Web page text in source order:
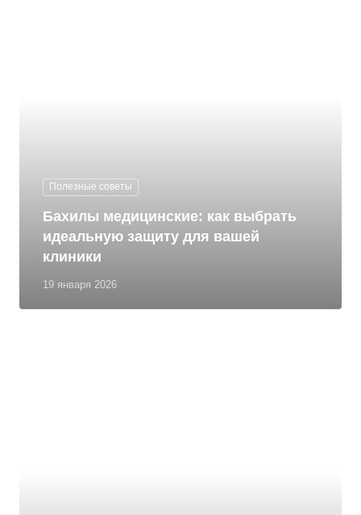
Полезные советы
19 января 2026
Бахилы медицинские: как выбрать
идеальную защиту для вашей
клиники